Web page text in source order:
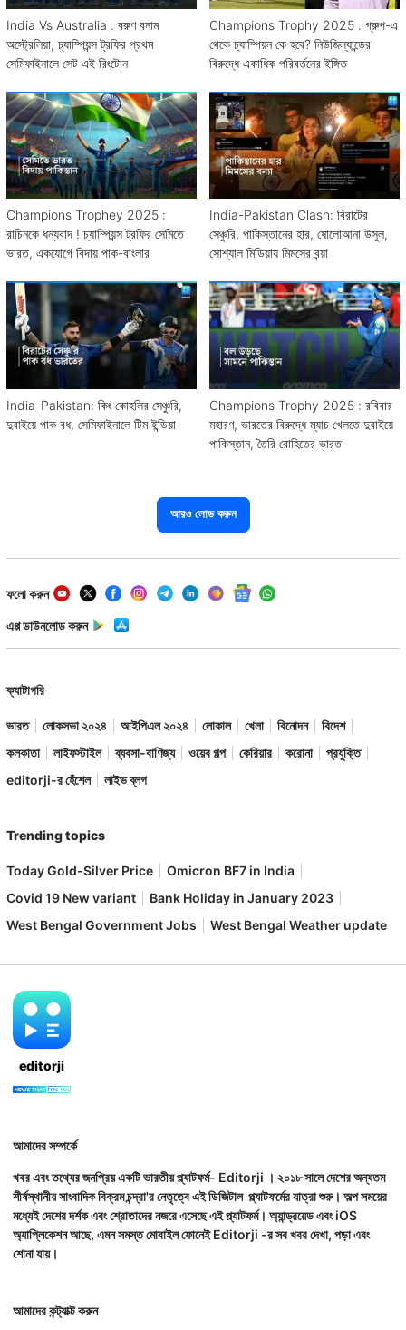
India Vs Australia : বরুণ বনাম
অস্ট্রেলিয়া, চ্যাম্পিয়ন্স ট্রফির প্রথম
সেমিফাইনালে সেট এই রিংটোন
Champions Trophy 2025 : গ্রুপ-এ
থেকে চ্যাম্পিয়ন কে হবে? নিউজিল্যান্ডের
বিরুদ্ধে একাধিক পরিবর্তনের ইঙ্গিত
Champions Trophey 2025 :
রাচিনকে ধন্যবাদ ! চ্যাম্পিয়ন্স ট্রফির সেমিতে
ভারত, একযোগে বিদায় পাক-বাংলার
India-Pakistan Clash: বিরাটের
সেঞ্চুরি, পাকিস্তানের হার, ষোলোআনা উসুল,
সোশ্যাল মিডিয়ায় মিমসের বন্য়া
India-Pakistan: কিং কোহলির সেঞ্চুরি,
দুবাইয়ে পাক বধ, সেমিফাইনালে টিম ইন্ডিয়া
Champions Trophy 2025 : রবিবার
মহারণ, ভারতের বিরুদ্ধে ম্যাচ খেলতে দুবাইয়ে
পাকিস্তান, তৈরি রোহিতের ভারত
আরও লোড করুন
ফলো করুন
এপ্প ডাউনলোড করুন
ক্যাটাগরি
ভারত লোকসভা ২০২৪ আইপিএল ২০২৪ লোকাল খেলা বিনোদন
বিদেশ
কলকাতা
লাইফস্টাইল ব্যবসা-বাণিজ্য ওয়েব গল্প কেরিয়ার করোনা
প্রযুক্তি
editorji-র হেঁশেল
লাইভ ব্লগ
Trending topics
Today Gold-Silver Price
Omicron BF7 in India
Covid 19 New variant
Bank Holiday in January 2023
West Bengal Government Jobs
West Bengal Weather update
editorji
আমাদের সম্পর্কে
খবর এবং তথ্যের জনপ্রিয় একটি ভারতীয় প্ল্যাটফর্ম- Editorji । ২০১৮ সালে দেশের অন্যতম
শীর্ষস্থানীয় সাংবাদিক বিক্রম চন্দ্রা'র নেতৃত্বে এই ডিজিটাল প্ল্যাটফর্মের যাত্রা শুরু। অল্প সময়ের
মধ্যেই দেশের দর্শক এবং শ্রোতাদের নজরে এসেছে এই প্ল্যাটফর্ম। অ্যান্ড্রয়েড এবং iOS
অ্যাপ্লিকেশন আছে, এমন সমস্ত মোবাইল ফোনেই Editorji -র সব খবর দেখা, পড়া এবং
শোনা যায়।
আমাদের কন্ট্যাক্ট করুন